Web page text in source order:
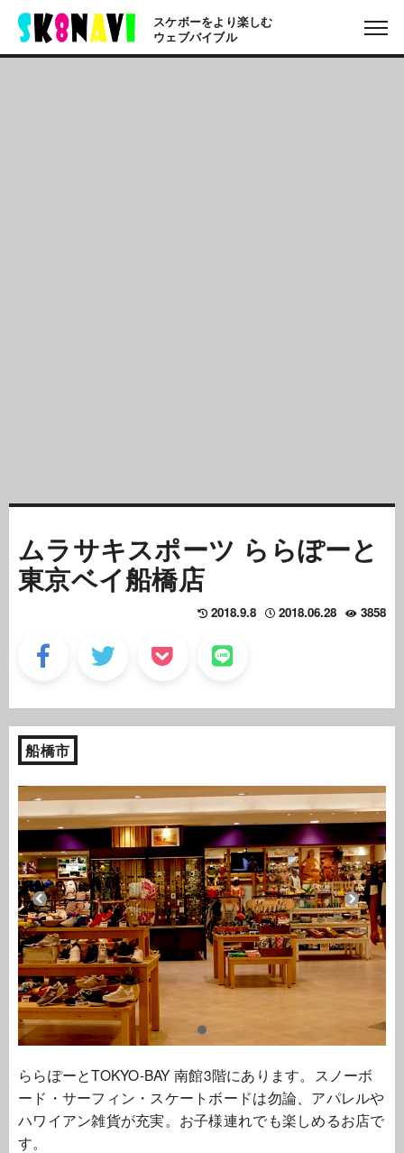
スケボーをより楽しむ
ウェブバイブル
ムラサキスポーツ ららぽーと
東京ベイ船橋店
3858
2018.06.28
2018.9.8
船橋市
ららぽーとTOKYO-BAY 南館3階にあります。スノーボ
ード・サーフィン・スケートボードは勿論、アパレルや
ハワイアン雑貨が充実。お子様連れでも楽しめるお店で
す。